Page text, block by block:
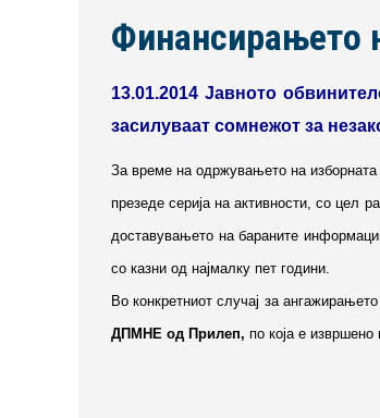
Финансирањето
13.01.2014 Јавното
засилуваат сомнежот за
За време на одржувањето на
презеде серија на активности, со цел
доставувањето на бараните
со казни од најмалку пет години.
Во конкретниот случај за
ДПМНЕ од Прилеп, по која е